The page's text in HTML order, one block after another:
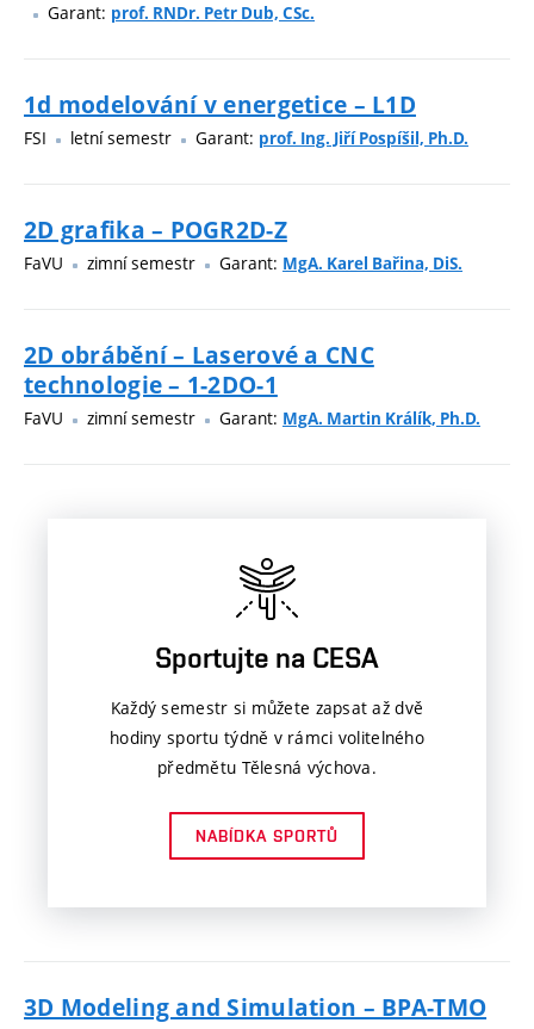
Garant: prof. RNDr. Petr Dub, CSc.
1d modelování v energetice – L1D
FSI letní semestr Garant: prof. Ing. Jiří Pospíšil, Ph.D.
2D grafika – POGR2D-Z
FaVU zimní semestr Garant: MgA. Karel Bařina, DiS.
2D obrábění – Laserové a CNC
technologie – 1-2DO-1
FaVU zimní semestr Garant: MgA. Martin Králík, Ph.D.
Sportujte na CESA
Každý semestr si můžete zapsat až dvě
hodiny sportu týdně v rámci volitelného
předmětu Tělesná výchova.
NABÍDKA SPORTŮ
3D Modeling and Simulation – BPA-TMO